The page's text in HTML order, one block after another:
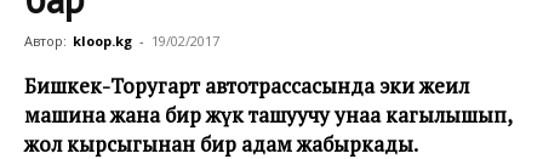
Автор: kloop.kg - 19/02/2017
Бишкек-Торугарт автотрассасында эки жеңил
машина жана бир жүк ташуучу унаа кагылышып,
жол кырсыгынан бир адам жабыркады.